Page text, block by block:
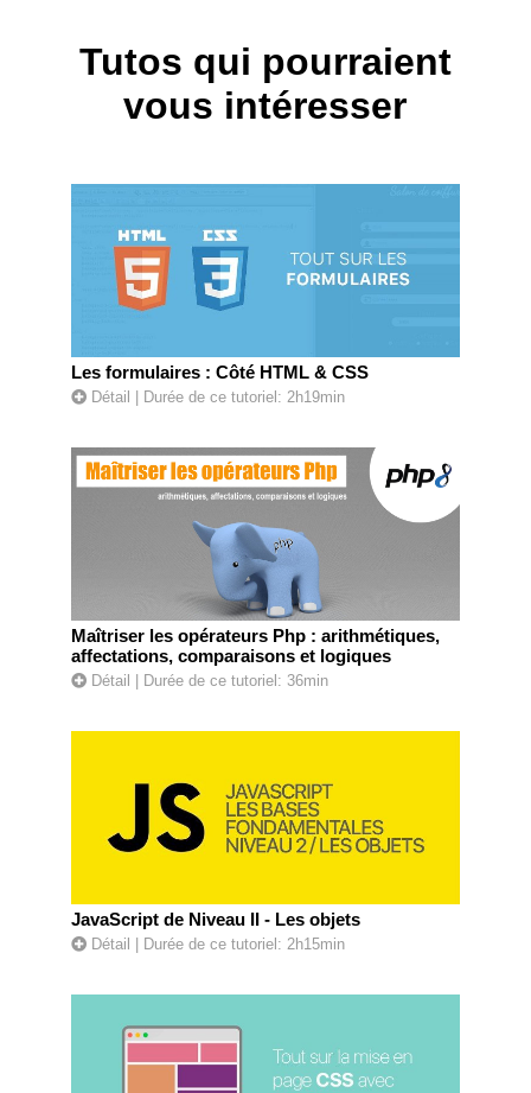
Tutos qui pourraient
vous intéresser
Les formulaires : Côté HTML & CSS
Détail | Durée de ce tutoriel: 2h19min
Maîtriser les opérateurs Php : arithmétiques,
affectations, comparaisons et logiques
Détail | Durée de ce tutoriel: 36min
JavaScript de Niveau II - Les objets
Détail | Durée de ce tutoriel: 2h15min